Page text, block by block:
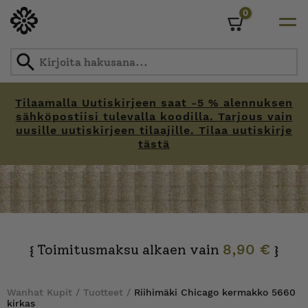
Tilaamalla Uutiskirjeen saat -5 % alennuksen
sähköpostiisi tulevalla koodilla. Tarjous vain
uusille uutiskirjeen tilaajille. Tilaa uutiskirje
tästä
0
{ Toimitusmaksu alkaen vain 8,90 € }
Wanhat Kupit / Tuotteet / Riihimäki Chicago kermakko 5660
kirkas